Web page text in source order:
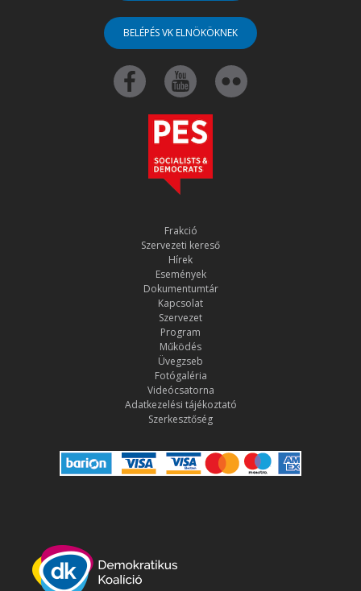
BELÉPÉS VK ELNÖKÖKNEK
Frakció
Szervezeti kereső
Hírek
Események
Dokumentumtár
Kapcsolat
Szervezet
Program
Működés
Üvegzseb
Fotógaléria
Videócsatorna
Adatkezelési tájékoztató
Szerkesztőség